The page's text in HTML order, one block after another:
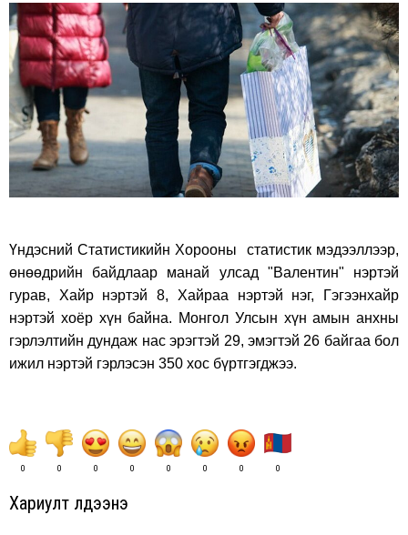
on
Facebook
on
Twitter
Үндэсний Статистикийн Хорооны статистик мэдээллээр,
өнөөдрийн байдлаар манай улсад "Валентин" нэртэй
гурав, Хайр нэртэй 8, Хайраа нэртэй нэг, Гэгээнхайр
нэртэй хоёр хүн байна. Монгол Улсын хүн амын анхны
гэрлэлтийн дундаж нас эрэгтэй 29, эмэгтэй 26 байгаа бол
ижил нэртэй гэрлэсэн 350 хос бүртгэгджээ.
0 0 0 0 0 0 0 0
Хариулт үлдээнэ үү